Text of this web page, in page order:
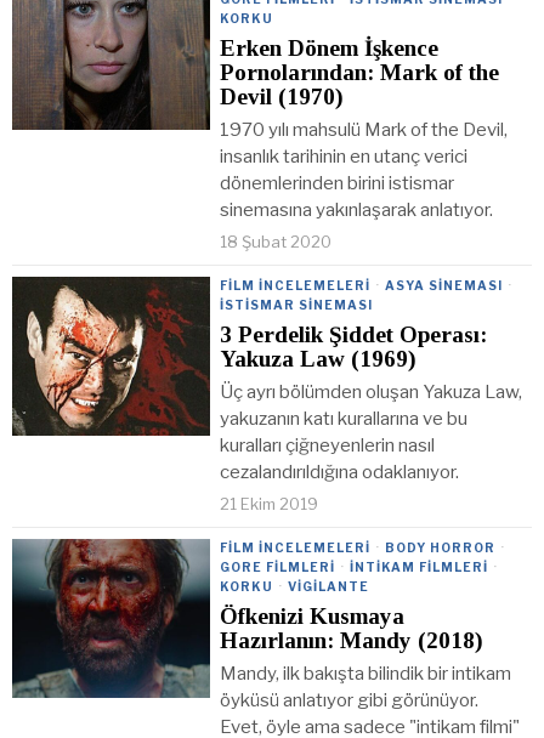
KORKU
Erken Dönem İşkence
Pornolarından: Mark of the
Devil (1970)
1970 yılı mahsulü Mark of the Devil,
insanlık tarihinin en utanç verici
dönemlerinden birini istismar
sinemasına yakınlaşarak anlatıyor.
18 Şubat 2020
FILM İNCELEMELERI · ASYA SINEMASI ·
İSTISMAR SINEMASI
3 Perdelik Şiddet Operası:
Yakuza Law (1969)
Üç ayrı bölümden oluşan Yakuza Law,
yakuzanın katı kurallarına ve bu
kuralları çiğneyenlerin nasıl
cezalandırıldığına odaklanıyor.
21 Ekim 2019
FILM İNCELEMELERI · BODY HORROR ·
GORE FILMLERI · İNTIKAM FILMLERI ·
KORKU · VIGILANTE
Öfkenizi Kusmaya
Hazırlanın: Mandy (2018)
Mandy, ilk bakışta bilindik bir intikam
öyküsü anlatıyor gibi görünüyor.
Evet, öyle ama sadece "intikam filmi"